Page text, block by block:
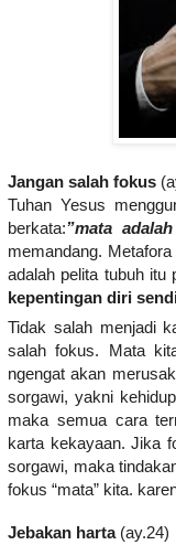
Jangan salah fokus
Tuhan Yesus
berkata:”mata
memandang.
adalah pelita tubuh itu
kepentingan diri
Tidak salah menjadi
salah fokus. Mata
ngengat akan
sorgawi, yakni
maka semua cara
karta kekayaan. Jika
sorgawi, maka
fokus “mata” kita.
Jebakan harta (ay.24)